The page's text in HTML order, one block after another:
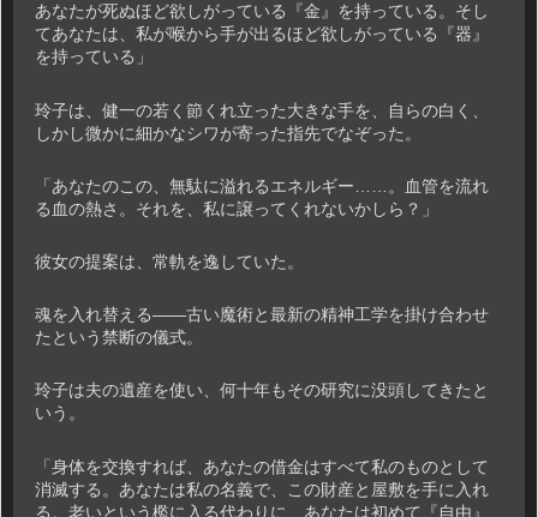
あなたが死ぬほど欲しがっている『金』を持っている。そし
てあなたは、私が喉から手が出るほど欲しがっている『器』
を持っている」
玲子は、健一の若く節くれ立った大きな手を、自らの白く、
しかし微かに細かなシワが寄った指先でなぞった。
「あなたのこの、無駄に溢れるエネルギー……。血管を流れ
る血の熱さ。それを、私に譲ってくれないかしら？」
彼女の提案は、常軌を逸していた。
魂を入れ替える――古い魔術と最新の精神工学を掛け合わせ
たという禁断の儀式。
玲子は夫の遺産を使い、何十年もその研究に没頭してきたと
いう。
「身体を交換すれば、あなたの借金はすべて私のものとして
消滅する。あなたは私の名義で、この財産と屋敷を手に入れ
る。老いという檻に入る代わりに、あなたは初めて『自由』